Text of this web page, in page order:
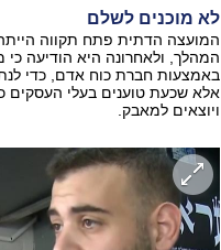
לא מוכנים לשלם
המועצה הדתית פתח תקווה
המהלך, ולאחרונה היא הודיעה
באמצעות חברת כוח אדם, כדי
ויוצאים למאבק.